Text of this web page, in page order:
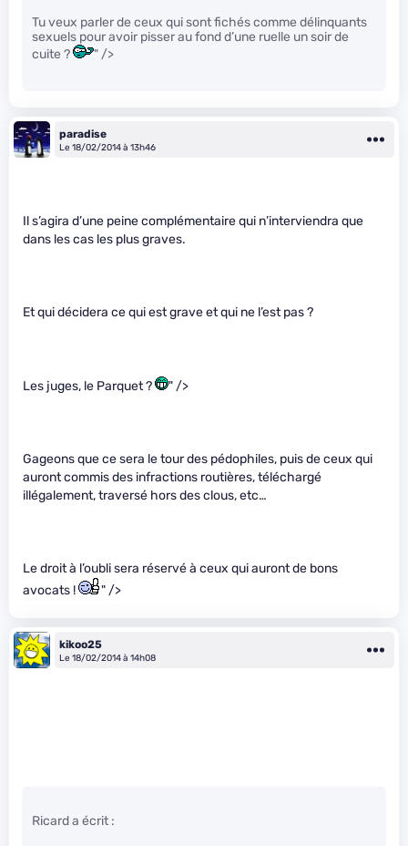
Tu veux parler de ceux qui sont fichés comme délinquants
sexuels pour avoir pisser au fond d’une ruelle un soir de
cuite ?
" />
paradise
Le 18/02/2014 à 13h46
Il s’agira d’une peine complémentaire qui n’interviendra que
dans les cas les plus graves.
Et qui décidera ce qui est grave et qui ne l’est pas ?
Les juges, le Parquet ? " />
Gageons que ce sera le tour des pédophiles, puis de ceux qui
auront commis des infractions routières, téléchargé
illégalement, traversé hors des clous, etc…
Le droit à l’oubli sera réservé à ceux qui auront de bons
avocats !
" />
kikoo25
Le 18/02/2014 à 14h08
Ricard a écrit :